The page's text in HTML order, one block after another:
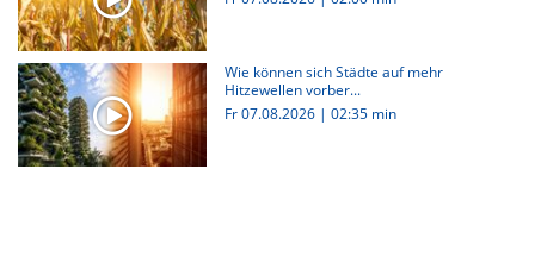
Wie können sich Städte auf mehr
Hitzewellen vorber...
Fr 07.08.2026 | 02:35 min